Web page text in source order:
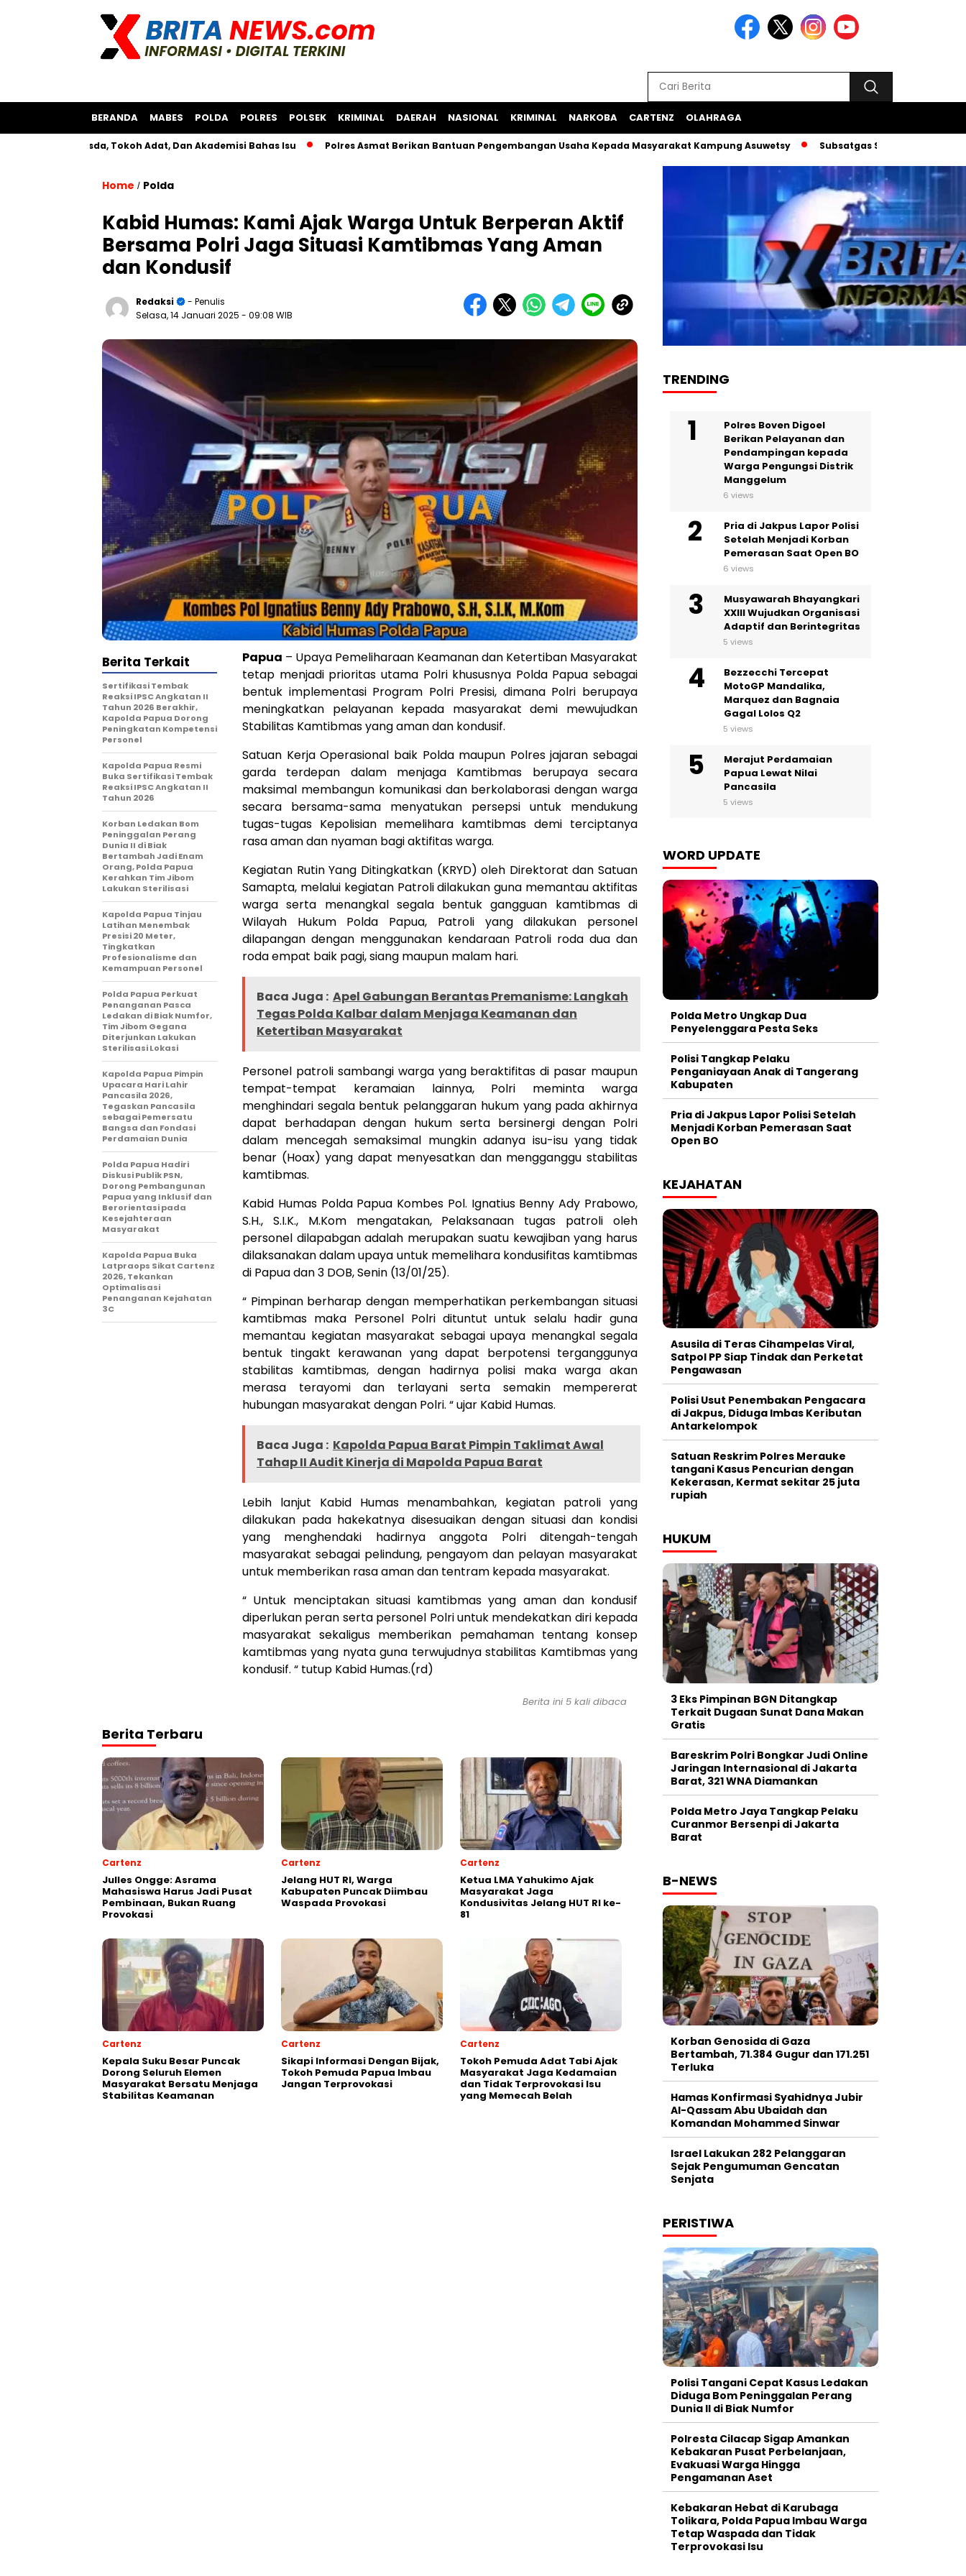
BERANDA MABES POLDA POLRES POLSEK KRIMINAL DAERAH NASIONAL KRIMINAL NARKOBA CARTENZ OLAHRAGA
Bksda, Tokoh Adat, Dan Akademisi Bahas Isu Polres Asmat Berikan Bantuan Pengembangan Usaha Kepada Masyarakat Kampung Asuwetsy Subsatgas Si-Ipar Terus Konsisten
Home / Polda
Kabid Humas: Kami Ajak Warga Untuk Berperan Aktif
Bersama Polri Jaga Situasi Kamtibmas Yang Aman
dan Kondusif
Redaksi
- Penulis
Selasa, 14 Januari 2025 - 09:08 WIB
Papua – Upaya Pemeliharaan Keamanan dan Ketertiban Masyarakat
tetap menjadi prioritas utama Polri khususnya Polda Papua sebagai
bentuk implementasi Program Polri Presisi, dimana Polri berupaya
meningkatkan pelayanan kepada masyarakat demi mewujudkan
Stabilitas Kamtibmas yang aman dan kondusif.
Satuan Kerja Operasional baik Polda maupun Polres jajaran sebagai
garda terdepan dalam menjaga Kamtibmas berupaya secara
maksimal membangun komunikasi dan berkolaborasi dengan warga
secara bersama-sama menyatukan persepsi untuk mendukung
tugas-tugas Kepolisian memelihara kamtibmas demi terciptanya
rasa aman dan nyaman bagi aktifitas warga.
Kegiatan Rutin Yang Ditingkatkan (KRYD) oleh Direktorat dan Satuan
Samapta, melalui kegiatan Patroli dilakukan guna memantau aktifitas
warga serta menangkal segala bentuk gangguan kamtibmas di
Wilayah Hukum Polda Papua, Patroli yang dilakukan personel
dilapangan dengan menggunakan kendaraan Patroli roda dua dan
roda empat baik pagi, siang maupun malam hari.
Baca Juga : Apel Gabungan Berantas Premanisme: Langkah
Tegas Polda Kalbar dalam Menjaga Keamanan dan
Ketertiban Masyarakat
Personel patroli sambangi warga yang beraktifitas di pasar maupun
tempat-tempat keramaian lainnya, Polri meminta warga
menghindari segala bentuk pelanggaran hukum yang pada akhirnya
dapat berhadapan dengan hukum serta bersinergi dengan Polri
dalam mencegah semaksimal mungkin adanya isu-isu yang tidak
benar (Hoax) yang dapat menyesatkan dan mengganggu stabilitas
kamtibmas.
Kabid Humas Polda Papua Kombes Pol. Ignatius Benny Ady Prabowo,
S.H., S.I.K., M.Kom mengatakan, Pelaksanaan tugas patroli oleh
personel dilapabgan adalah merupakan suatu kewajiban yang harus
dilaksanakan dalam upaya untuk memelihara kondusifitas kamtibmas
di Papua dan 3 DOB, Senin (13/01/25).
“ Pimpinan berharap dengan memperhatikan perkembangan situasi
kamtibmas maka Personel Polri dituntut untuk selalu hadir guna
memantau kegiatan masyarakat sebagai upaya menangkal segala
bentuk tingakt kerawanan yang dapat berpotensi terganggunya
stabilitas kamtibmas, dengan hadirnya polisi maka warga akan
merasa terayomi dan terlayani serta semakin mempererat
hubungan masyarakat dengan Polri. “ ujar Kabid Humas.
Baca Juga : Kapolda Papua Barat Pimpin Taklimat Awal
Tahap II Audit Kinerja di Mapolda Papua Barat
Lebih lanjut Kabid Humas menambahkan, kegiatan patroli yang
dilakukan pada hakekatnya disesuaikan dengan situasi dan kondisi
yang menghendaki hadirnya anggota Polri ditengah-tengah
masyarakat sebagai pelindung, pengayom dan pelayan masyarakat
untuk memberikan rasa aman dan tentram kepada masyarakat.
“ Untuk menciptakan situasi kamtibmas yang aman dan kondusif
diperlukan peran serta personel Polri untuk mendekatkan diri kepada
masyarakat sekaligus memberikan pemahaman tentang konsep
kamtibmas yang nyata guna terwujudnya stabilitas Kamtibmas yang
kondusif. “ tutup Kabid Humas.(rd)
Berita Terkait
Sertifikasi Tembak
Reaksi IPSC Angkatan II
Tahun 2026 Berakhir,
Kapolda Papua Dorong
Peningkatan Kompetensi
Personel
Kapolda Papua Resmi
Buka Sertifikasi Tembak
Reaksi IPSC Angkatan II
Tahun 2026
Korban Ledakan Bom
Peninggalan Perang
Dunia II di Biak
Bertambah Jadi Enam
Orang, Polda Papua
Kerahkan Tim Jibom
Lakukan Sterilisasi
Kapolda Papua Tinjau
Latihan Menembak
Presisi 20 Meter,
Tingkatkan
Profesionalisme dan
Kemampuan Personel
Polda Papua Perkuat
Penanganan Pasca
Ledakan di Biak Numfor,
Tim Jibom Gegana
Diterjunkan Lakukan
Sterilisasi Lokasi
Kapolda Papua Pimpin
Upacara Hari Lahir
Pancasila 2026,
Tegaskan Pancasila
sebagai Pemersatu
Bangsa dan Fondasi
Perdamaian Dunia
Polda Papua Hadiri
Diskusi Publik PSN,
Dorong Pembangunan
Papua yang Inklusif dan
Berorientasi pada
Kesejahteraan
Masyarakat
Kapolda Papua Buka
Latpraops Sikat Cartenz
2026, Tekankan
Optimalisasi
Penanganan Kejahatan
3C
Berita ini 5 kali dibaca
Berita Terbaru
Cartenz
Julles Ongge: Asrama
Mahasiswa Harus Jadi Pusat
Pembinaan, Bukan Ruang
Provokasi
Cartenz
Jelang HUT RI, Warga
Kabupaten Puncak Diimbau
Waspada Provokasi
Cartenz
Ketua LMA Yahukimo Ajak
Masyarakat Jaga
Kondusivitas Jelang HUT RI ke-
81
Cartenz
Kepala Suku Besar Puncak
Dorong Seluruh Elemen
Masyarakat Bersatu Menjaga
Stabilitas Keamanan
Cartenz
Sikapi Informasi Dengan Bijak,
Tokoh Pemuda Papua Imbau
Jangan Terprovokasi
Cartenz
Tokoh Pemuda Adat Tabi Ajak
Masyarakat Jaga Kedamaian
dan Tidak Terprovokasi Isu
yang Memecah Belah
TRENDING
Polres Boven Digoel
Berikan Pelayanan dan
Pendampingan kepada
Warga Pengungsi Distrik
Manggelum
6 views
Pria di Jakpus Lapor Polisi
Setelah Menjadi Korban
Pemerasan Saat Open BO
6 views
Musyawarah Bhayangkari
XXIII Wujudkan Organisasi
Adaptif dan Berintegritas
5 views
Bezzecchi Tercepat
MotoGP Mandalika,
Marquez dan Bagnaia
Gagal Lolos Q2
5 views
Merajut Perdamaian
Papua Lewat Nilai
Pancasila
5 views
WORD UPDATE
Polda Metro Ungkap Dua
Penyelenggara Pesta Seks
Polisi Tangkap Pelaku
Penganiayaan Anak di Tangerang
Kabupaten
Pria di Jakpus Lapor Polisi Setelah
Menjadi Korban Pemerasan Saat
Open BO
KEJAHATAN
Asusila di Teras Cihampelas Viral,
Satpol PP Siap Tindak dan Perketat
Pengawasan
Polisi Usut Penembakan Pengacara
di Jakpus, Diduga Imbas Keributan
Antarkelompok
Satuan Reskrim Polres Merauke
tangani Kasus Pencurian dengan
Kekerasan, Kermat sekitar 25 juta
rupiah
HUKUM
3 Eks Pimpinan BGN Ditangkap
Terkait Dugaan Sunat Dana Makan
Gratis
Bareskrim Polri Bongkar Judi Online
Jaringan Internasional di Jakarta
Barat, 321 WNA Diamankan
Polda Metro Jaya Tangkap Pelaku
Curanmor Bersenpi di Jakarta
Barat
B-NEWS
Korban Genosida di Gaza
Bertambah, 71.384 Gugur dan 171.251
Terluka
Hamas Konfirmasi Syahidnya Jubir
Al-Qassam Abu Ubaidah dan
Komandan Mohammed Sinwar
Israel Lakukan 282 Pelanggaran
Sejak Pengumuman Gencatan
Senjata
PERISTIWA
Polisi Tangani Cepat Kasus Ledakan
Diduga Bom Peninggalan Perang
Dunia II di Biak Numfor
Polresta Cilacap Sigap Amankan
Kebakaran Pusat Perbelanjaan,
Evakuasi Warga Hingga
Pengamanan Aset
Kebakaran Hebat di Karubaga
Tolikara, Polda Papua Imbau Warga
Tetap Waspada dan Tidak
Terprovokasi Isu